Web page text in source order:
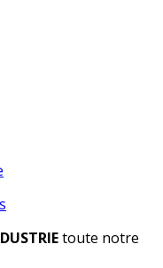
toute notre